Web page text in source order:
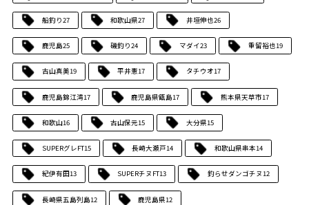
船釣り27 和歌山県27 井垣伸也26
鹿児島25 磯釣り24 マダイ23 重留裕也19
古山真美19 平井憲17 タチウオ17
鹿児島錦江湾17 鹿児島県甑島17 熊本県天草市17
和歌山16 古山保元15 大分県15
SUPERグレFT15 長崎大瀬戸14 和歌山県串本14
紀伊有田13 SUPERチヌFT13 釣らせダンゴチヌ12
長崎県五島列島12 鹿児島県12